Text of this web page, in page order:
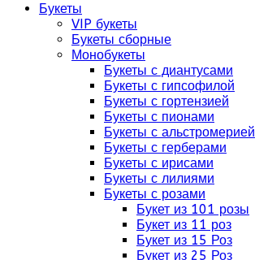
Букеты
VIP букеты
Букеты сборные
Монобукеты
Букеты с диантусами
Букеты с гипсофилой
Букеты с гортензией
Букеты с пионами
Букеты с альстромерией
Букеты с герберами
Букеты с ирисами
Букеты с лилиями
Букеты с розами
Букет из 101 розы
Букет из 11 роз
Букет из 15 Роз
Букет из 25 Роз